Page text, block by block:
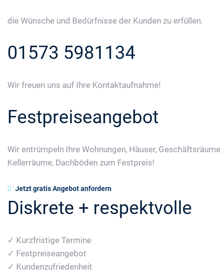
die Wünsche und Bedürfnisse der Kunden zu erfüllen.
01573 5981134
Wir freuen uns auf Ihre Kontaktaufnahme!
Festpreiseangebot
Wir entrümpeln Ihre Wohnungen, Häuser,
Kellerräume, Dachböden zum Festpreis!
Jetzt gratis Angebot anfordern
Diskrete + respektvolle
✓ Kurzfristige Termine
✓ Festpreiseangebot
✓ Kundenzufriedenheit